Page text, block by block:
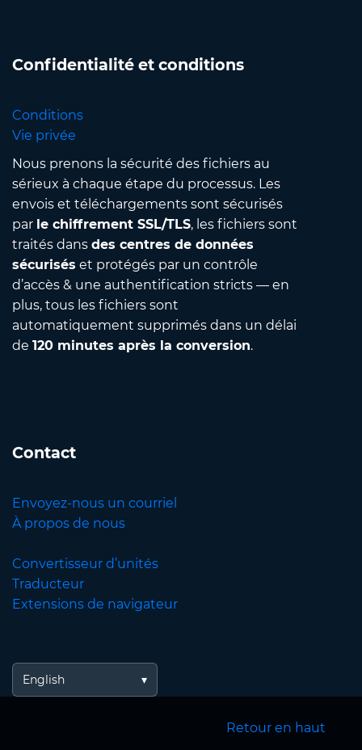
Confidentialité et conditions
Conditions
Vie privée
Nous prenons la sécurité des fichiers au
sérieux à chaque étape du processus. Les
envois et téléchargements sont sécurisés
par le chiffrement SSL/TLS, les fichiers sont
traités dans des centres de données
sécurisés et protégés par un contrôle
d’accès & une authentification stricts — en
plus, tous les fichiers sont
automatiquement supprimés dans un délai
de 120 minutes après la conversion.
Contact
Envoyez-nous un courriel
À propos de nous
Convertisseur d’unités
Traducteur
Extensions de navigateur
English
Retour en haut